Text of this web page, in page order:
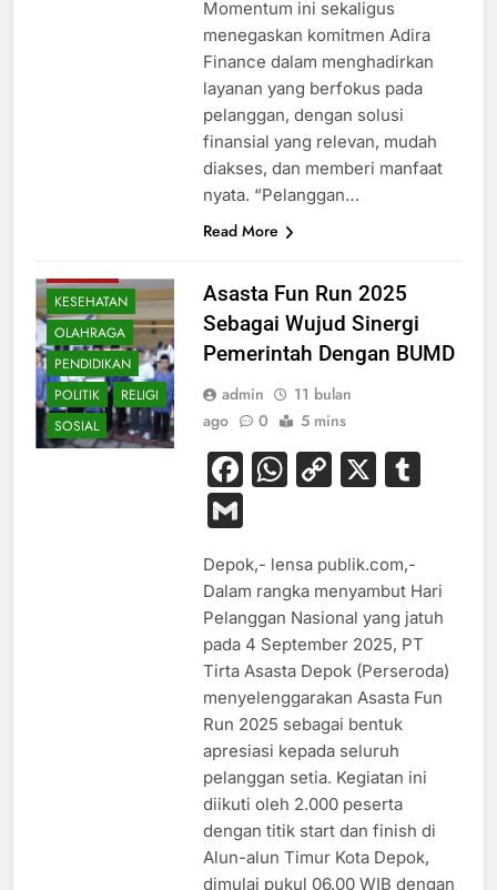
Momentum ini sekaligus
menegaskan komitmen Adira
Finance dalam menghadirkan
layanan yang berfokus pada
pelanggan, dengan solusi
finansial yang relevan, mudah
diakses, dan memberi manfaat
nyata. “Pelanggan…
Read More
KESEHATAN
OLAHRAGA
PENDIDIKAN
POLITIK
RELIGI
SOSIAL
Asasta Fun Run 2025
Sebagai Wujud Sinergi
Pemerintah Dengan BUMD
admin
11 bulan
ago
0 5 mins
Facebook
WhatsApp
Copy
X
Gmail
Depok,- lensa publik.com,-
Dalam rangka menyambut Hari
Pelanggan Nasional yang jatuh
pada 4 September 2025, PT
Tirta Asasta Depok (Perseroda)
menyelenggarakan Asasta Fun
Run 2025 sebagai bentuk
apresiasi kepada seluruh
pelanggan setia. Kegiatan ini
diikuti oleh 2.000 peserta
dengan titik start dan finish di
Alun-alun Timur Kota Depok,
dimulai pukul 06.00 WIB dengan